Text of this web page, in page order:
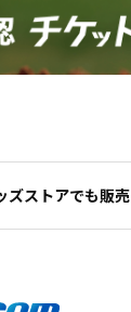
ズストアでも販売